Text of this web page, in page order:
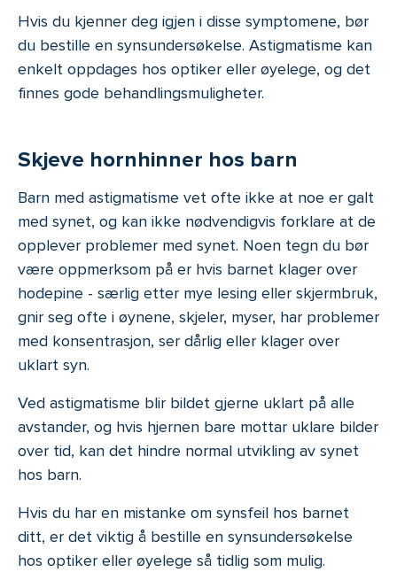
Hvis du kjenner deg igjen i disse symptomene, bør
du bestille en synsundersøkelse. Astigmatisme kan
enkelt oppdages hos optiker eller øyelege, og det
finnes gode behandlingsmuligheter.
Skjeve hornhinner hos barn
Barn med astigmatisme vet ofte ikke at noe er galt
med synet, og kan ikke nødvendigvis forklare at de
opplever problemer med synet. Noen tegn du bør
være oppmerksom på er hvis barnet klager over
hodepine - særlig etter mye lesing eller skjermbruk,
gnir seg ofte i øynene, skjeler, myser, har problemer
med konsentrasjon, ser dårlig eller klager over
uklart syn.
Ved astigmatisme blir bildet gjerne uklart på alle
avstander, og hvis hjernen bare mottar uklare bilder
over tid, kan det hindre normal utvikling av synet
hos barn.
Hvis du har en mistanke om synsfeil hos barnet
ditt, er det viktig å bestille en synsundersøkelse
hos optiker eller øyelege så tidlig som mulig.